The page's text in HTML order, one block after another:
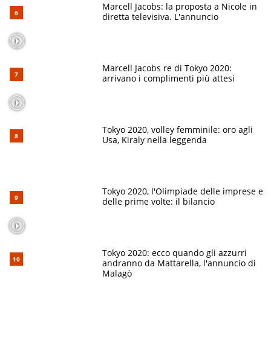
Marcell Jacobs: la proposta a Nicole in
diretta televisiva. L'annuncio
Marcell Jacobs re di Tokyo 2020:
arrivano i complimenti più attesi
Tokyo 2020, volley femminile: oro agli
Usa, Kiraly nella leggenda
Tokyo 2020, l'Olimpiade delle imprese e
delle prime volte: il bilancio
Tokyo 2020: ecco quando gli azzurri
andranno da Mattarella, l'annuncio di
Malagò